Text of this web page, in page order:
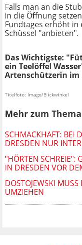
Falls man an die
in die Öffnung
Fundtages erhöht
Schüssel "anbieten".
Das Wichtigste:
ein Teelöffel
Artenschützerin
Titelfoto: Imago/Blickwinkel
Mehr zum Thema
SCHMACKHAFT: BEI
DRESDEN NUR
"HÖRTEN SCHREIE":
IN DRESDEN VOR
DOSTOJEWSKI
UMZIEHEN